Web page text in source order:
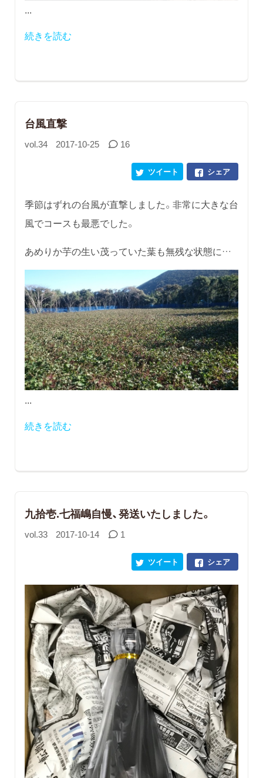
...
続きを読む
台風直撃
vol.34 2017-10-25 16
シェア
ツイート
季節はずれの台風が直撃しました。非常に大きな台
風でコースも最悪でした。
あめりか芋の生い茂っていた葉も無残な状態に…
...
続きを読む
九拾壱.七福嶋自慢、発送いたしました。
vol.33 2017-10-14 1
シェア
ツイート